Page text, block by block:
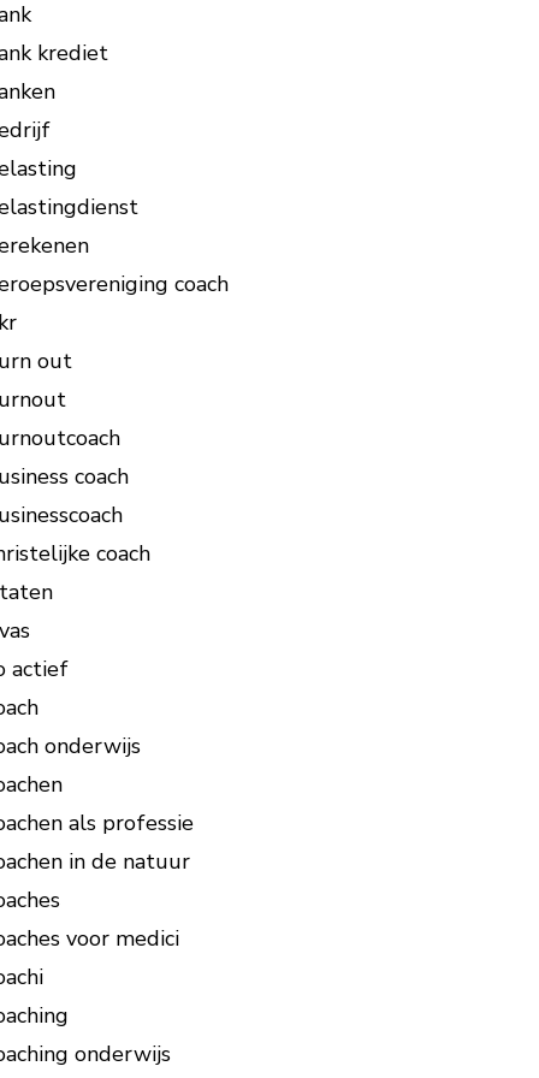
krediet
coach
out
coach
coach
actief
onderwijs
als professie
in de natuur
voor medici
onderwijs